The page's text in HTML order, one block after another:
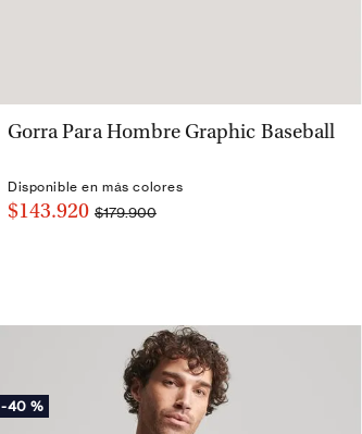
VISTA RÁPIDA
Gorra Para Hombre Graphic Baseball
Disponible en más colores
$143.920 $179.900
-40 %